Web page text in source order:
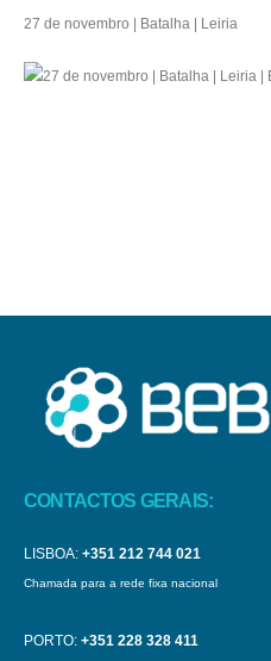
27 de novembro | Batalha | Leiria
CONTACTOS GERAIS:
LISBOA: +351 212 744 021
Chamada para a rede fixa nacional
PORTO: +351 228 328 411